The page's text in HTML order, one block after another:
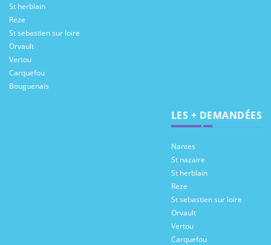
St herblain
Reze
St sebastien sur loire
Orvault
Vertou
Carquefou
Bouguenais
LES + DEMANDÉES
Nantes
St nazaire
St herblain
Reze
St sebastien sur loire
Orvault
Vertou
Carquefou